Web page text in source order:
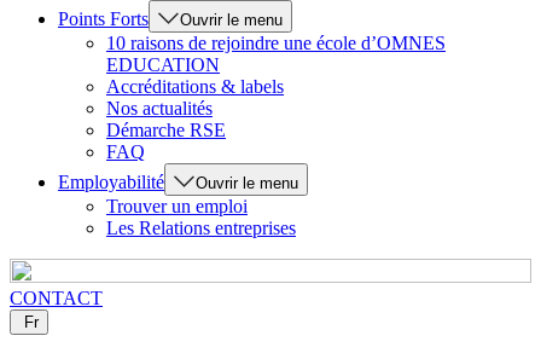
Points Forts
Ouvrir le menu
10 raisons de rejoindre une école d’OMNES
EDUCATION
Accréditations & labels
Nos actualités
Démarche RSE
FAQ
Employabilité
Ouvrir le menu
Trouver un emploi
Les Relations entreprises
CONTACT
Fr